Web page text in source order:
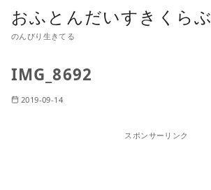
おふとんだいすきくらぶ
のんびり生きてる
IMG_8692
2019-09-14
スポンサーリンク